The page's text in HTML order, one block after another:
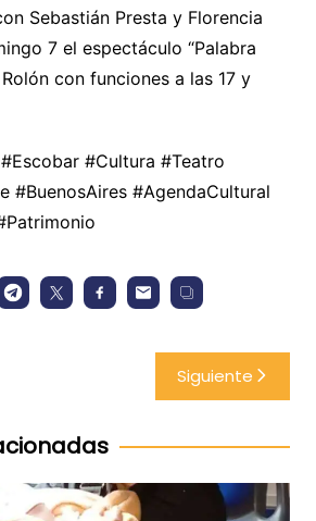
Sebastián Presta y Florencia
7 el espectáculo “Palabra
con funciones a las 17 y
#Cultura #Teatro
#BuenosAires #AgendaCultural
Siguiente